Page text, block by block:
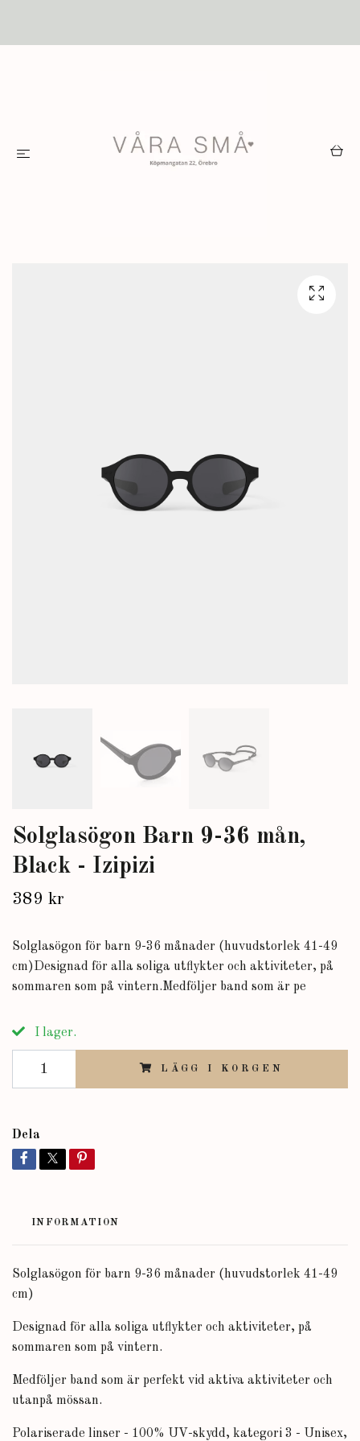
Solglasögon Barn 9-36 mån,
Black - Izipizi
389 kr
Solglasögon för barn 9-36 månader (huvudstorlek 41-49
cm)Designad för alla soliga utflykter och aktiviteter, på
sommaren som på vintern.Medföljer band som är pe
I lager.
LÄGG I KORGEN
Dela
INFORMATION
Solglasögon för barn 9-36 månader (huvudstorlek 41-49
cm)
Designad för alla soliga utflykter och aktiviteter, på
sommaren som på vintern.
Medföljer band som är perfekt vid aktiva aktiviteter och
utanpå mössan.
Polariserade linser - 100% UV-skydd, kategori 3 - Unisex,